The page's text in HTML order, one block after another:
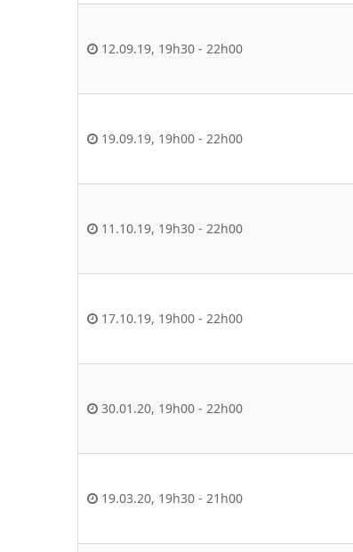
12.09.19, 19h30 - 22h00
19.09.19, 19h00 - 22h00
11.10.19, 19h30 - 22h00
17.10.19, 19h00 - 22h00
30.01.20, 19h00 - 22h00
19.03.20, 19h30 - 21h00